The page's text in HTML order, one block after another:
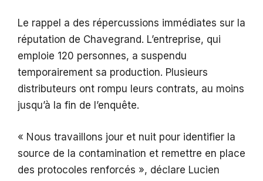
Le rappel a des répercussions immédiates sur la
réputation de Chavegrand. L’entreprise, qui
emploie 120 personnes, a suspendu
temporairement sa production. Plusieurs
distributeurs ont rompu leurs contrats, au moins
jusqu’à la fin de l’enquête.
« Nous travaillons jour et nuit pour identifier la
source de la contamination et remettre en place
des protocoles renforcés », déclare Lucien